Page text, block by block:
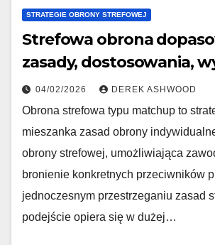
STRATEGIE OBRONY STREFOWEJ
Strefowa obrona
zasady, dostosowania,
04/02/2026 DEREK ASHWOOD
Obrona strefowa typu matchup to
mieszanka zasad obrony
obrony strefowej, umożliwiająca
bronienie konkretnych przeciwników
jednoczesnym przestrzeganiu zasad
podejście opiera się w dużej…